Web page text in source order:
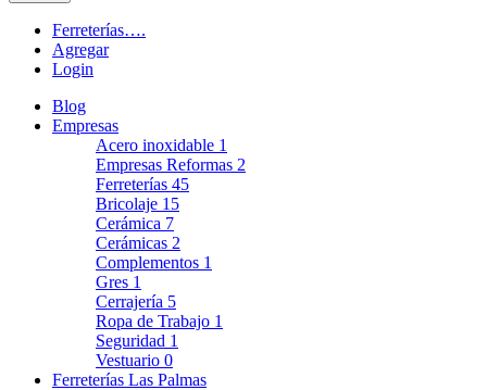
Ferreterías….
Agregar
Login
Blog
Empresas
Acero inoxidable 1
Empresas Reformas 2
Ferreterías 45
Bricolaje 15
Cerámica 7
Cerámicas 2
Complementos 1
Gres 1
Cerrajería 5
Ropa de Trabajo 1
Seguridad 1
Vestuario 0
Ferreterías Las Palmas